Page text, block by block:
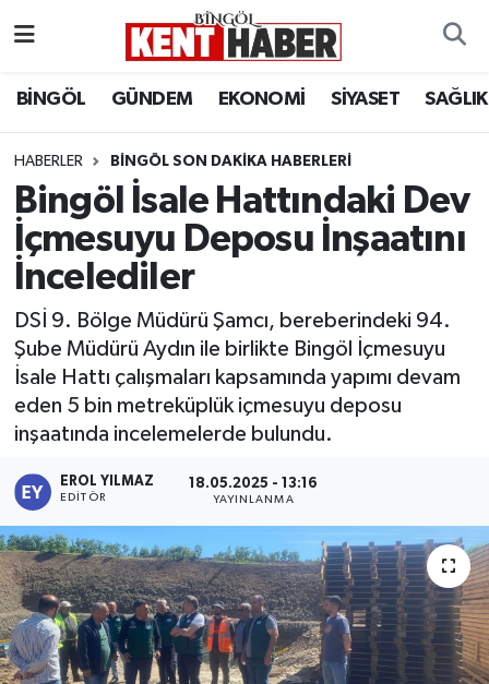
BİNGÖL GÜNDEM EKONOMİ SİYASET SAĞLIK
HABERLER BINGÖL SON DAKIKA HABERLERI
Bingöl İsale Hattındaki Dev
İçmesuyu Deposu İnşaatını
İncelediler
DSİ 9. Bölge Müdürü Şamcı, bereberindeki 94.
Şube Müdürü Aydın ile birlikte Bingöl İçmesuyu
İsale Hattı çalışmaları kapsamında yapımı devam
eden 5 bin metreküplük içmesuyu deposu
inşaatında incelemelerde bulundu.
EROL YILMAZ
EDITÖR
18.05.2025 - 13:16
YAYINLANMA
BİLİM-TEKNOLOJİ
DÜNYA
EĞİTİM
GENÇ
GÜNDEM
KARLIOVA
KİĞI
MERKEZ
RESMİ İLANLAR
Bingöl Hava Durumu
Bingöl Namaz Vakitleri
Bingöl Trafik Yoğunluk Haritası
Tüm Manşetler
Son Dakika Haberleri
Haber Arşivi